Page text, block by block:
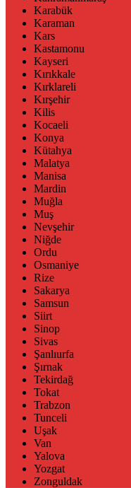
Karabük
Karaman
Kars
Kastamonu
Kayseri
Kırıkkale
Kırklareli
Kırşehir
Kilis
Kocaeli
Konya
Kütahya
Malatya
Manisa
Mardin
Muğla
Muş
Nevşehir
Niğde
Ordu
Osmaniye
Rize
Sakarya
Samsun
Siirt
Sinop
Sivas
Şanlıurfa
Şırnak
Tekirdağ
Tokat
Trabzon
Tunceli
Uşak
Van
Yalova
Yozgat
Zonguldak